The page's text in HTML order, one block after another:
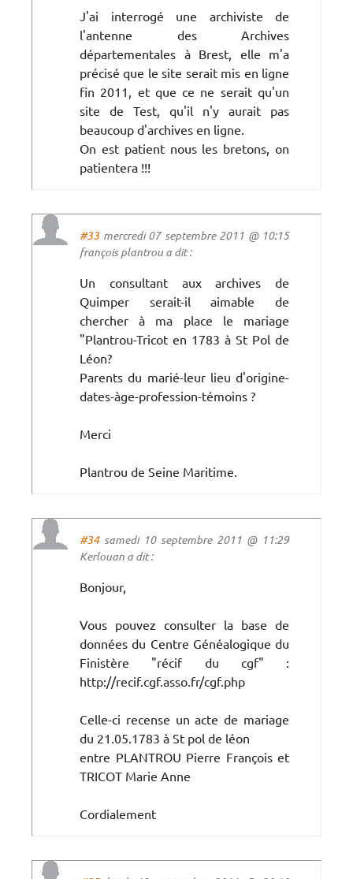
J'ai interrogé une archiviste de
l'antenne des Archives
départementales à Brest, elle m'a
précisé que le site serait mis en ligne
fin 2011, et que ce ne serait qu'un
site de Test, qu'il n'y aurait pas
beaucoup d'archives en ligne.
On est patient nous les bretons, on
patientera !!!
#33 mercredi 07 septembre 2011 @ 10:15
françois plantrou a dit :
Un consultant aux archives de
Quimper serait-il aimable de
chercher à ma place le mariage
"Plantrou-Tricot en 1783 à St Pol de
Léon?
Parents du marié-leur lieu d'origine-
dates-àge-profession-témoins ?
Merci
Plantrou de Seine Maritime.
#34samedi 10 septembre 2011 @ 11:29
Kerlouan a dit :
Bonjour,
Vous pouvez consulter la base de
données du Centre Généalogique du
Finistère "récif du cgf" :
http://recif.cgf.asso.fr/cgf.php
Celle-ci recense un acte de mariage
du 21.05.1783 à St pol de léon
entre PLANTROU Pierre François et
TRICOT Marie Anne
Cordialement